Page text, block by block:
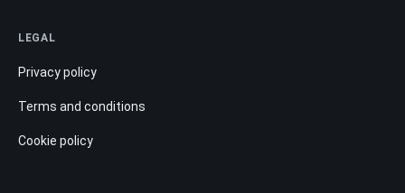
LEGAL
Privacy policy
Terms and conditions
Cookie policy